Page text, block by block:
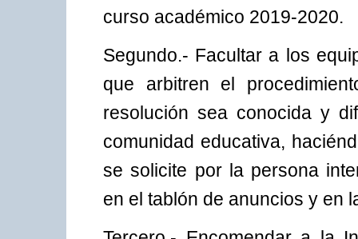
curso académico 2019-2020.
Segundo.- Facultar a los
que arbitren el
resolución sea conocida y
comunidad educativa,
se solicite por la persona
en el tablón de anuncios y en